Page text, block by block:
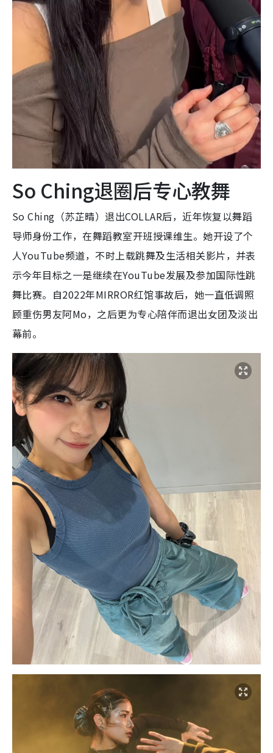
So Ching退圈后专心教舞
So Ching（苏芷晴）退出COLLAR后，近年恢复以舞蹈
导师身份工作，在舞蹈教室开班授课维生。她开设了个
人YouTube频道，不时上载跳舞及生活相关影片，并表
示今年目标之一是继续在YouTube发展及参加国际性跳
舞比赛。自2022年MIRROR红馆事故后，她一直低调照
顾重伤男友阿Mo，之后更为专心陪伴而退出女团及淡出
幕前。